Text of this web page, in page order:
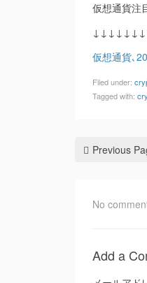
仮想通貨注
仮想通貨､
Filed under:
Tagged with:
Previous
No
Add a